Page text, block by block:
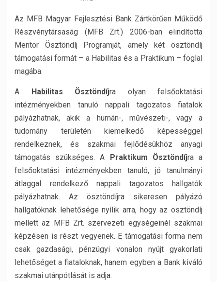
Az MFB Magyar Fejlesztési Bank Zártkörűen Működő
Részvénytársaság (MFB Zrt.) 2006-ban elindította
Mentor Ösztöndíj Programját, amely két ösztöndíj
támogatási formát – a Habilitas és a Praktikum – foglal
magába.
A Habilitas Ösztöndíjra olyan felsőoktatási
intézményekben tanuló nappali tagozatos fiatalok
pályázhatnak, akik a humán-, művészeti-, vagy a
tudomány területén kiemelkedő képességgel
rendelkeznek, és szakmai fejlődésükhöz anyagi
támogatás szükséges. A Praktikum Ösztöndíjra a
felsőoktatási intézményekben tanuló, jó tanulmányi
átlaggal rendelkező nappali tagozatos hallgatók
pályázhatnak. Az ösztöndíjra sikeresen pályázó
hallgatóknak lehetősége nyílik arra, hogy az ösztöndíj
mellett az MFB Zrt. szervezeti egységeinél szakmai
képzésen is részt vegyenek. E támogatási forma nem
csak gazdasági, pénzügyi vonalon nyújt gyakorlati
lehetőséget a fiataloknak, hanem egyben a Bank kiváló
szakmai utánpótlását is adja.